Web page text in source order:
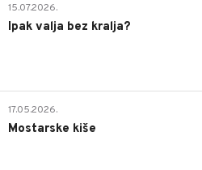
15.07.2026.
Ipak valja bez kralja?
17.05.2026.
Mostarske kiše